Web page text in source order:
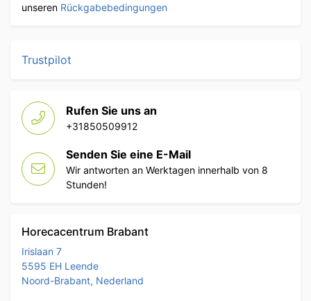
unseren Rückgabebedingungen
Trustpilot
Rufen Sie uns an
+31850509912
Senden Sie eine E-Mail
Wir antworten an Werktagen innerhalb von 8
Stunden!
Horecacentrum Brabant
Irislaan 7
5595 EH Leende
Noord-Brabant, Nederland